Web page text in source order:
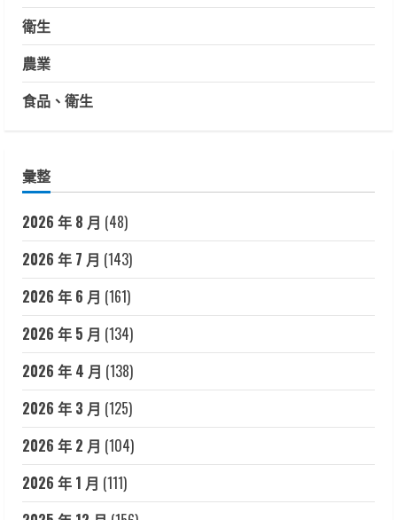
衛生
農業
食品、衛生
彙整
2026 年 8 月 (48)
2026 年 7 月 (143)
2026 年 6 月 (161)
2026 年 5 月 (134)
2026 年 4 月 (138)
2026 年 3 月 (125)
2026 年 2 月 (104)
2026 年 1 月 (111)